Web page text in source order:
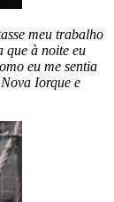
meu trabalho
que à noite eu
eu me sentia
Iorque e